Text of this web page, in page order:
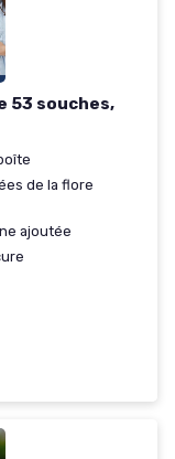
53 souches,
de la flore
ajoutée